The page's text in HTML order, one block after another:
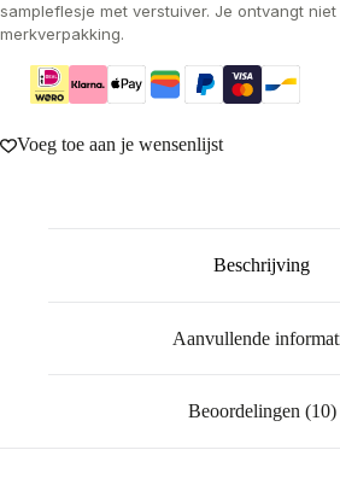
sampleflesje met verstuiver. Je ontvangt
merkverpakking.
Voeg toe aan je wensenlijst
Beschrijving
Aanvullende
Beoordelingen (10)